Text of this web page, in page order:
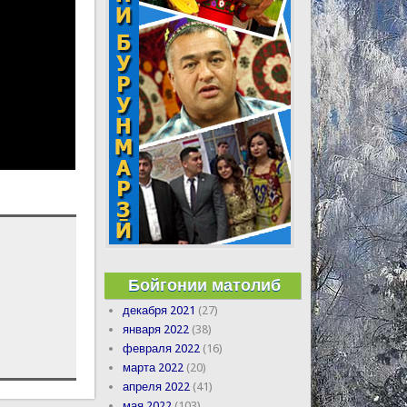
Бойгонии матолиб
декабря 2021 (27)
января 2022 (38)
февраля 2022 (16)
марта 2022 (20)
апреля 2022 (41)